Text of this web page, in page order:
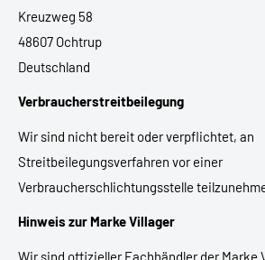
Kreuzweg 58
48607 Ochtrup
Deutschland
Verbraucherstreitbeilegung
Wir sind nicht bereit oder verpflichtet, an
Streitbeilegungsverfahren vor einer
Verbraucherschlichtungsstelle
Hinweis zur Marke Villager
Wir sind offizieller Fachhändler der Marke